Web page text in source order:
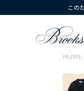
この
HOME